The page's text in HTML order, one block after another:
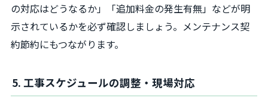
の対応はどうなるか」「追加料金の発生有無」などが明
示されているかを必ず確認しましょう。メンテナンス契
約節約にもつながります。
5. 工事スケジュールの調整・現場対応